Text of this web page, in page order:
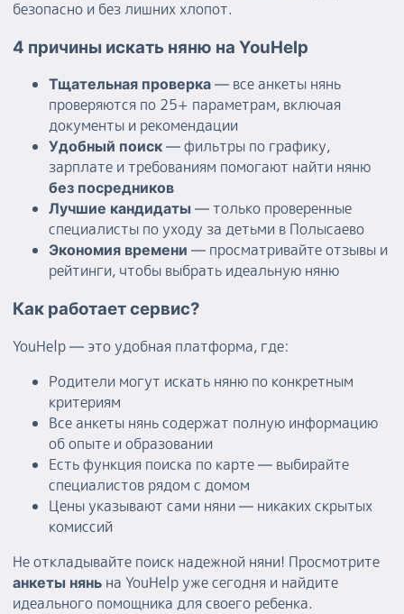
безопасно и без лишних хлопот.
4 причины искать няню на YouHelp
Тщательная проверка — все анкеты нянь
проверяются по 25+ параметрам, включая
документы и рекомендации
Удобный поиск — фильтры по графику,
зарплате и требованиям помогают найти няню
без посредников
Лучшие кандидаты — только проверенные
специалисты по уходу за детьми в Полысаево
Экономия времени — просматривайте отзывы и
рейтинги, чтобы выбрать идеальную няню
Как работает сервис?
YouHelp — это удобная платформа, где:
Родители могут искать няню по конкретным
критериям
Все анкеты нянь содержат полную информацию
об опыте и образовании
Есть функция поиска по карте — выбирайте
специалистов рядом с домом
Цены указывают сами няни — никаких скрытых
комиссий
Не откладывайте поиск надежной няни! Просмотрите
анкеты нянь на YouHelp уже сегодня и найдите
идеального помощника для своего ребенка.